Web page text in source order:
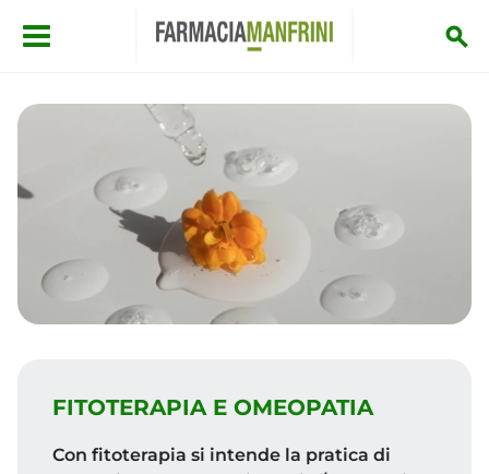
FITOTERAPIA E OMEOPATIA
Con fitoterapia si intende la pratica di